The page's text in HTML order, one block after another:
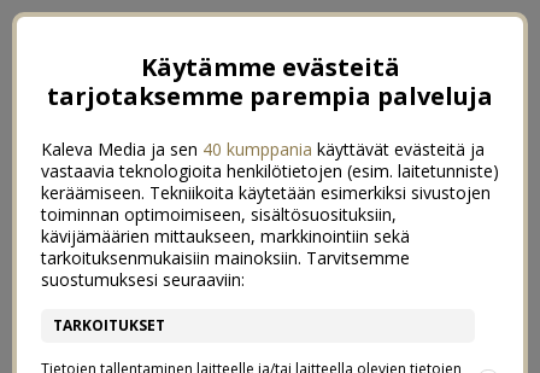
Käytämme evästeitä
tarjotaksemme parempia palveluja
Kaleva Media ja sen 40 kumppania käyttävät evästeitä ja
vastaavia teknologioita henkilötietojen (esim. laitetunniste)
keräämiseen. Tekniikoita käytetään esimerkiksi sivustojen
toiminnan optimoimiseen, sisältösuosituksiin,
kävijämäärien mittaukseen, markkinointiin sekä
tarkoituksenmukaisiin mainoksiin. Tarvitsemme
suostumuksesi seuraaviin:
TARKOITUKSET
Tietojen tallentaminen laitteelle ja/tai laitteella olevien tietojen